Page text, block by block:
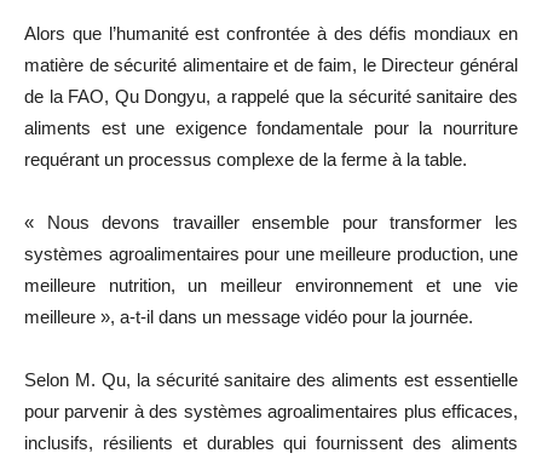
Alors que l’humanité est confrontée à des défis mondiaux en
matière de sécurité alimentaire et de faim, le Directeur général
de la FAO, Qu Dongyu, a rappelé que la sécurité sanitaire des
aliments est une exigence fondamentale pour la nourriture
requérant un processus complexe de la ferme à la table.
« Nous devons travailler ensemble pour transformer les
systèmes agroalimentaires pour une meilleure production, une
meilleure nutrition, un meilleur environnement et une vie
meilleure », a-t-il dans un message vidéo pour la journée.
Selon M. Qu, la sécurité sanitaire des aliments est essentielle
pour parvenir à des systèmes agroalimentaires plus efficaces,
inclusifs, résilients et durables qui fournissent des aliments